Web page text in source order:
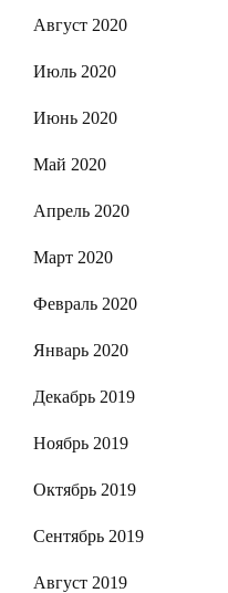
Август 2020
Июль 2020
Июнь 2020
Май 2020
Апрель 2020
Март 2020
Февраль 2020
Январь 2020
Декабрь 2019
Ноябрь 2019
Октябрь 2019
Сентябрь 2019
Август 2019